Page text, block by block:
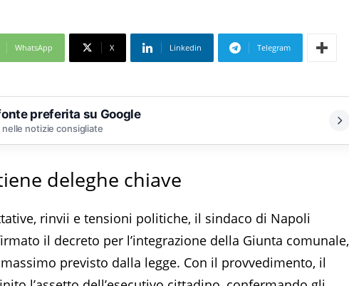
WhatsApp X Linkedin Telegram
preferita su Google
notizie consigliate
deleghe chiave
rinvii e tensioni politiche, il sindaco di Napoli
il decreto per l’integrazione della Giunta comunale,
previsto dalla legge. Con il provvedimento, il